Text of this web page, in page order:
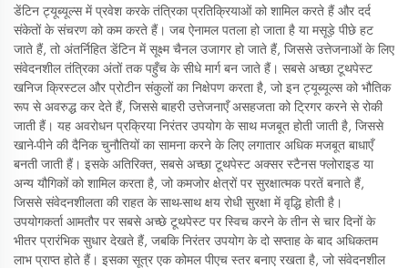
डेंटिन ट्यूब्यूल्स में प्रवेश करके तंत्रिका प्रतिक्रियाओं को शामिल करते हैं और दर्द
संकेतों के संचरण को कम करते हैं। जब ऐनामल पतला हो जाता है या मसूड़े पीछे हट
जाते हैं, तो अंतर्निहित डेंटिन में सूक्ष्म चैनल उजागर हो जाते हैं, जिससे उत्तेजनाओं के लिए
संवेदनशील तंत्रिका अंतों तक पहुँच के सीधे मार्ग बन जाते हैं। सबसे अच्छा टूथपेस्ट
खनिज क्रिस्टल और प्रोटीन संकुलों का निक्षेपण करता है, जो इन ट्यूब्यूल्स को भौतिक
रूप से अवरुद्ध कर देते हैं, जिससे बाहरी उत्तेजनाएँ असहजता को ट्रिगर करने से रोकी
जाती हैं। यह अवरोधन प्रक्रिया निरंतर उपयोग के साथ मजबूत होती जाती है, जिससे
खाने-पीने की दैनिक चुनौतियों का सामना करने के लिए लगातार अधिक मजबूत बाधाएँ
बनती जाती हैं। इसके अतिरिक्त, सबसे अच्छा टूथपेस्ट अक्सर स्टैनस फ्लोराइड या
अन्य यौगिकों को शामिल करता है, जो कमजोर क्षेत्रों पर सुरक्षात्मक परतें बनाते हैं,
जिससे संवेदनशीलता की राहत के साथ-साथ क्षय रोधी सुरक्षा में वृद्धि होती है।
उपयोगकर्ता आमतौर पर सबसे अच्छे टूथपेस्ट पर स्विच करने के तीन से चार दिनों के
भीतर प्रारंभिक सुधार देखते हैं, जबकि निरंतर उपयोग के दो सप्ताह के बाद अधिकतम
लाभ प्राप्त होते हैं। इसका सूत्र एक कोमल पीएच स्तर बनाए रखता है, जो संवेदनशील